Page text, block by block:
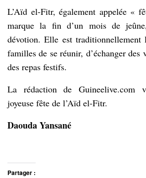
L’Aïd el-Fitr, également appelée «
marque la fin d’un mois de
dévotion. Elle est traditionnellement
familles de se réunir, d’échanger
des repas festifs.
La rédaction de Guineelive.com
joyeuse fête de l’Aïd el-Fitr.
Daouda Yansané
Partager :